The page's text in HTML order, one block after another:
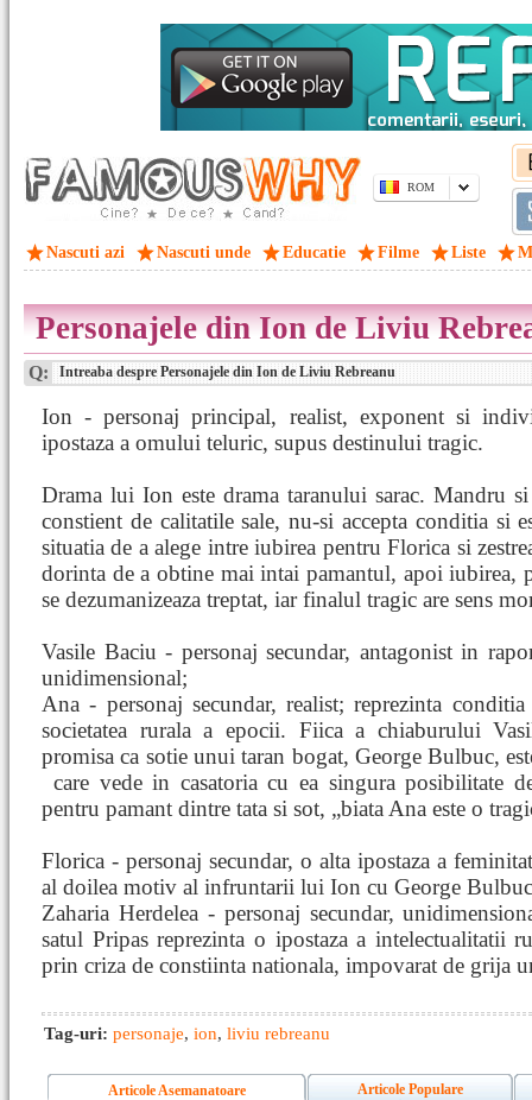
ROM
Nascuti azi Nascuti unde Educatie Filme Liste
Personajele din Ion de Liviu
Q: Intreaba despre Personajele din Ion de Liviu Rebreanu
Ion - personaj principal, realist, exponent si
ipostaza a omului teluric, supus destinului tragic.
Drama lui Ion este drama taranului sarac. Mandru
constient de calitatile sale, nu-si accepta conditia si
situatia de a alege intre iubirea pentru Florica si
dorinta de a obtine mai intai pamantul, apoi iubirea,
se dezumanizeaza treptat, iar finalul tragic are sens
Vasile Baciu - personaj secundar, antagonist in
unidimensional;
Ana - personaj secundar, realist; reprezinta
societatea rurala a epocii. Fiica a chiaburului
promisa ca sotie unui taran bogat, George Bulbuc,
care vede in casatoria cu ea singura posibilitate
pentru pamant dintre tata si sot, „biata Ana este o
Florica - personaj secundar, o alta ipostaza a
al doilea motiv al infruntarii lui Ion cu George
Zaharia Herdelea - personaj secundar,
satul Pripas reprezinta o ipostaza a intelectualitatii
prin criza de constiinta nationala, impovarat de grija
Tag-uri: personaje, ion, liviu rebreanu
Articole Asemanatoare
Articole Populare